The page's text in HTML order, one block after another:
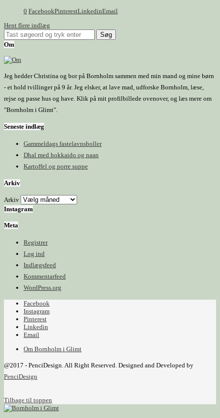
0 FacebookPinterestLinkedinEmail
Hent flere indlæg
Om
Jeg hedder Christina og bor på Bornholm sammen med min mand og mine børn
- et hold tvillinger på 9 år. Jeg elsker, at lave mad, udforske Bornholm, læse,
rejse og passe hus og have. Klik på mit profilbillede ovenover, og læs mere om
"Bornholm i Glimt".
Seneste indlæg
Gammeldags fastelavnsboller
Dhal med hokkaido og naan
Kartoffel og porre suppe
Arkiv
Arkiv
Instagram
Meta
Registrer
Log ind
Indlægsfeed
Kommentarfeed
WordPress.org
Facebook
Instagram
Pinterest
Linkedin
Email
Om Bornholm i Glimt
@2017 - PenciDesign. All Right Reserved. Designed and Developed by
PenciDesign
Tilbage til toppen